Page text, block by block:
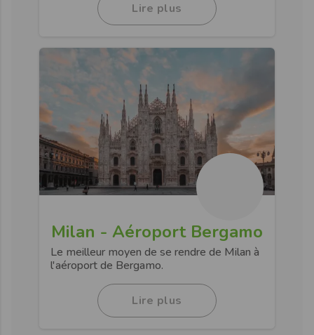
Lire plus
Milan - Aéroport Bergamo
Le meilleur moyen de se rendre de Milan à
l'aéroport de Bergamo.
Lire plus